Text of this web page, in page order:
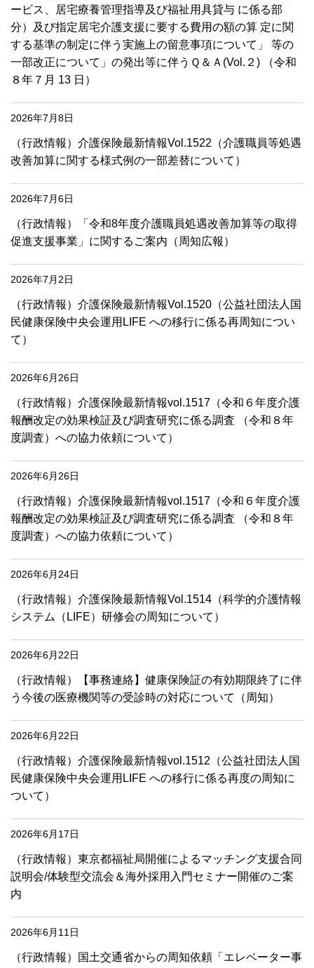
ービス、居宅療養管理指導及び福祉用具貸与 に係る部
分）及び指定居宅介護支援に要する費用の額の算 定に関
する基準の制定に伴う実施上の留意事項について」 等の
一部改正について」の発出等に伴うＱ＆Ａ(Vol.２) （令和
８年７月 13 日）
2026年7月8日
（行政情報）介護保険最新情報Vol.1522（介護職員等処遇
改善加算に関する様式例の一部差替について）
2026年7月6日
（行政情報）「令和8年度介護職員処遇改善加算等の取得
促進支援事業」に関するご案内（周知広報）
2026年7月2日
（行政情報）介護保険最新情報Vol.1520（公益社団法人国
民健康保険中央会運用LIFE への移行に係る再周知につい
て）
2026年6月26日
（行政情報）介護保険最新情報vol.1517（令和６年度介護
報酬改定の効果検証及び調査研究に係る調査 （令和８年
度調査）への協力依頼について）
2026年6月26日
（行政情報）介護保険最新情報vol.1517（令和６年度介護
報酬改定の効果検証及び調査研究に係る調査 （令和８年
度調査）への協力依頼について）
2026年6月24日
（行政情報）介護保険最新情報Vol.1514（科学的介護情報
システム（LIFE）研修会の周知について）
2026年6月22日
（行政情報）【事務連絡】健康保険証の有効期限終了に伴
う今後の医療機関等の受診時の対応について（周知）
2026年6月22日
（行政情報）介護保険最新情報vol.1512（公益社団法人国
民健康保険中央会運用LIFE への移行に係る再度の周知に
ついて）
2026年6月17日
（行政情報）東京都福祉局開催によるマッチング支援合同
説明会/体験型交流会＆海外採用入門セミナー開催のご案
内
2026年6月11日
（行政情報）国土交通省からの周知依頼「エレベーター事